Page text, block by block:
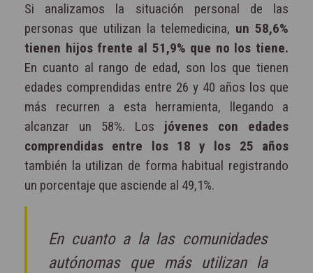
Si analizamos la situación personal de las
personas que utilizan la telemedicina, un 58,6%
tienen hijos frente al 51,9% que no los tiene.
En cuanto al rango de edad, son los que tienen
edades comprendidas entre 26 y 40 años los que
más recurren a esta herramienta, llegando a
alcanzar un 58%. Los jóvenes con edades
comprendidas entre los 18 y los 25 años
también la utilizan de forma habitual registrando
un porcentaje que asciende al 49,1%.
En cuanto a la las comunidades
autónomas que más utilizan la